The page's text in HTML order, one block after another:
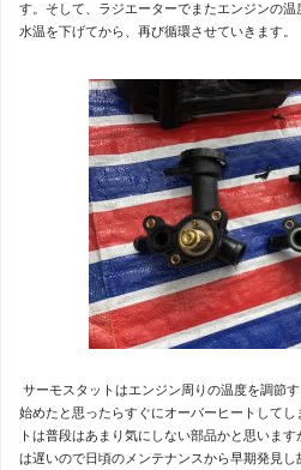
す。そして、ラジエーターでまたエンジンの
水温を下げてから、再び循環させていきます。
サーモスタットはエンジン周りの温度を調節
始めたと思ったらすぐにオーバーヒートして
トは普段はあまり気にしない部品かと思いま
は遅いので日頃のメンテナンスから早期発見し